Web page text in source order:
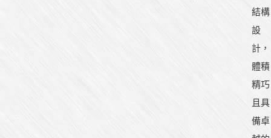
結構
設
計，
體積
精巧
且具
備卓